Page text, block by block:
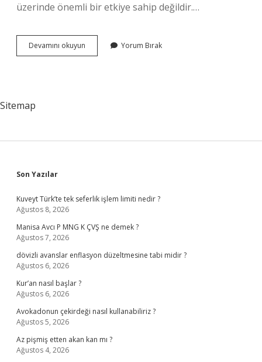
üzerinde önemli bir etkiye sahip değildir.…
Devamını okuyun Egzersiz
En
Yorum Bırak
Sitemap
Sidebar
Son Yazılar
Kuveyt Türk’te tek seferlik işlem limiti nedir ?
Ağustos 8, 2026
Manisa Avcı P MNG K ÇVŞ ne demek ?
Ağustos 7, 2026
dövizli avanslar enflasyon düzeltmesine tabi midir ?
Ağustos 6, 2026
Kur’an nasıl başlar ?
Ağustos 6, 2026
Avokadonun çekirdeği nasıl kullanabiliriz ?
Ağustos 5, 2026
Az pişmiş etten akan kan mı ?
Ağustos 4, 2026